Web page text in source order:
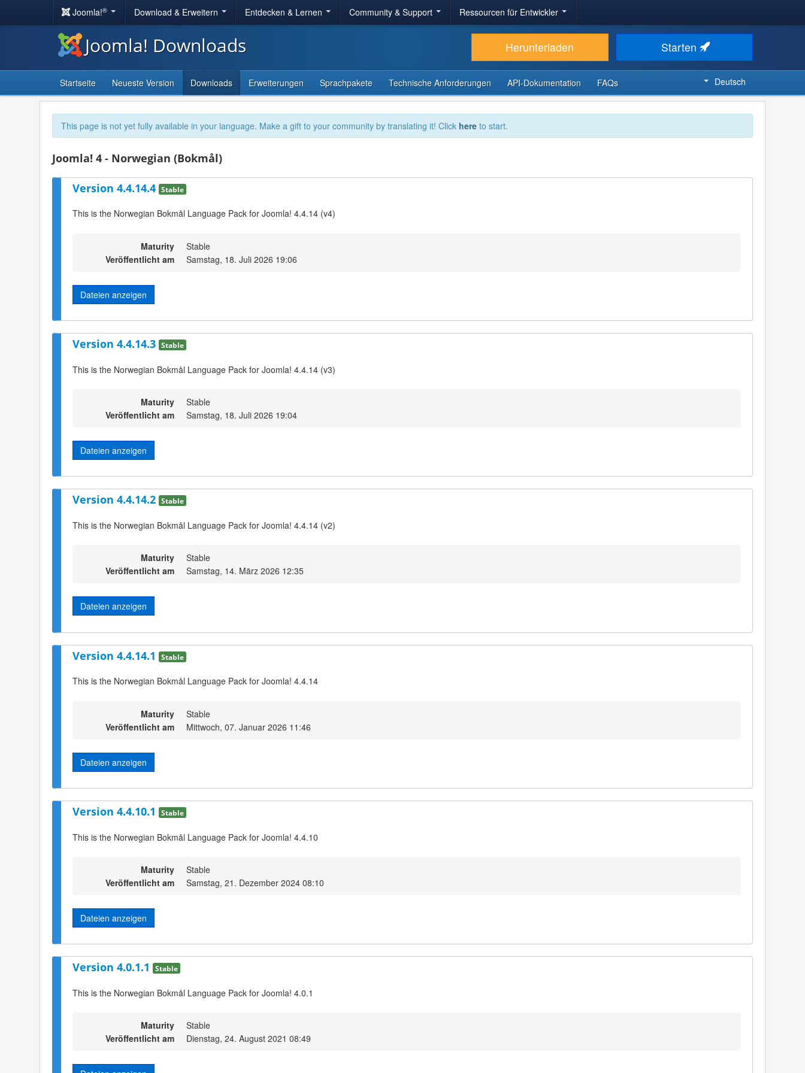
Joomla!® Download & Erweitern Entdecken & Lernen Community & Support Ressourcen für Entwickler
Joomla! Downloads Herunterladen Starten
Startseite Neueste Version Downloads Erweiterungen Sprachpakete Technische Anforderungen API-Dokumentation FAQs Deutsch
This page is not yet fully available in your language. Make a gift to your community by translating it! Click here to start.
Joomla! 4 - Norwegian (Bokmål)
Version 4.4.14.4 Stable
This is the Norwegian Bokmål Language Pack for Joomla! 4.4.14 (v4)
Maturity
Stable
Veröffentlicht am
Samstag, 18. Juli 2026 19:06
Dateien anzeigen
Version 4.4.14.3 Stable
This is the Norwegian Bokmål Language Pack for Joomla! 4.4.14 (v3)
Maturity
Stable
Veröffentlicht am
Samstag, 18. Juli 2026 19:04
Dateien anzeigen
Version 4.4.14.2 Stable
This is the Norwegian Bokmål Language Pack for Joomla! 4.4.14 (v2)
Maturity
Stable
Veröffentlicht am
Samstag, 14. März 2026 12:35
Dateien anzeigen
Version 4.4.14.1 Stable
This is the Norwegian Bokmål Language Pack for Joomla! 4.4.14
Maturity
Stable
Veröffentlicht am
Mittwoch, 07. Januar 2026 11:46
Dateien anzeigen
Version 4.4.10.1 Stable
This is the Norwegian Bokmål Language Pack for Joomla! 4.4.10
Maturity
Stable
Veröffentlicht am
Samstag, 21. Dezember 2024 08:10
Dateien anzeigen
Version 4.0.1.1 Stable
This is the Norwegian Bokmål Language Pack for Joomla! 4.0.1
Maturity
Stable
Veröffentlicht am
Dienstag, 24. August 2021 08:49